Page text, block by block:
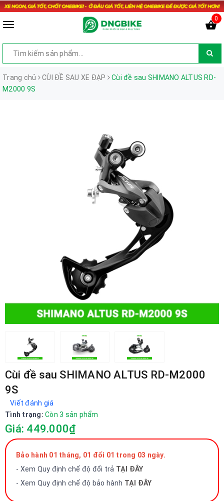
0
Trang chủ CÙI ĐỀ SAU XE ĐẠP
Cùi đề sau SHIMANO ALTUS RD-
M2000 9S
Cùi đề sau SHIMANO ALTUS RD-M2000
9S
Viết đánh giá
Tình trạng: Còn 3 sản phẩm
Giá: 449.000₫
Bảo hành 01 tháng, 01 đổi 01 trong 03 ngày.
- Xem Quy định chế độ đổi trả TẠI ĐÂY
- Xem Quy định chế độ bảo hành TẠI ĐÂY